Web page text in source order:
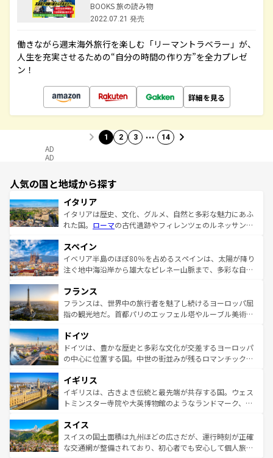
BOOKS 旅の読み物
2022.07.21 発売
働きながら週末海外旅行を楽しむ「リーマントラベラー」が、
人生を充実させるための“自分の時間の作り方”を全力プレゼ
ン！
詳細を見る
1 2 3 … 14
AD
AD
人気の国と地域から探す
イタリア
イタリアは歴史、文化、グルメ、自然と多彩な魅力にあふ
れた国。 ローマの古代遺跡やフィレンツェのルネッサンス
ろん、トスカーナの美しい田園風景やアマルフィ海岸の絶
景など、自然景観も見逃せない。観光の合間には、本場の
ピザやパスタなど、絶品のイタリア料理を堪能することも
ませてくれるイタリアで、忘れられない旅をしてみよう！
なお、新着のイタリア情報はコンテンツ一覧 を参照してほ
しい。
スペイン
イベリア半島のほぼ80％を占めるスペインは、太陽が降り
注ぐ地中海沿岸から雄大なピレネー山脈まで、多彩な自然
文化が根付くこの国では、情熱的なフラメンコ、熱気あふ
れる闘牛、そして美味しいタパスが生活の一部となってい
る。首都マドリードの洗練された雰囲気や、バルセロナの
の城塞都市、穏やかなビーチリゾートまで多彩な表情を見
せる。地方によって風土や気候が異なるスペインはその個
性で訪れる人を魅了する。 なお、新着のスペイン情報はコ
フランス
フランスは、世界中の旅行者を魅了し続けるヨーロッパ屈
指の観光地だ。首都パリのエッフェル塔やルーブル美術館
で、幅広い魅力が詰まっている。華麗な宮殿、歴史的な大
聖堂、美しいビーチ、そして豊かな自然が、訪れる者を心
から魅了する。また、フランスは美食の国としても知ら
いる。シャンパンの発祥地であるランス、プロヴァンスの
香り高いラベンダー畑など、多彩な楽しみ方が可能だ。さ
らに、パリ以外の地域にも魅力が溢れており、どの街角に
れる地方に足を運ぶとそれぞれで全く異なる文化を体験で
きるだろう。 なお、新着のフランス情報はコンテンツ一覧
を参照してほしい。
ドイツ
ドイツは、豊かな歴史と多彩な文化が交差するヨーロッパ
の中心に位置する国。中世の街並みが残るロマンチック街
顔を持つこの国は、どこを歩いても飽きることがない。ベ
ルリンの文化的活気、バイエルン州のアルプスの絶景、そ
してライン川沿いのワイン畑といった風景は必見。ビール
は、お酒好きな人にはぜひ体験してほしい。 なお、新着の
ドイツ情報はコンテンツ一覧を参照してほしい。
イギリス
イギリスは、古きよき伝統と最先端が共存する国。ウェス
トミンスター寺院や大英博物館のようなランドマーク、歴
リアごとに異なる魅力がある。また、優雅なアフタヌーン
ティー、ビール好きにはたまらない英国パブ、サッカー観
戦など、本場だからこそできる体験も豊富。イギリスを旅
スイス
スイスの国土面積は九州ほどの広さだが、運行時刻が正確
な交通網が整備されており、初心者でも安心して個人旅行